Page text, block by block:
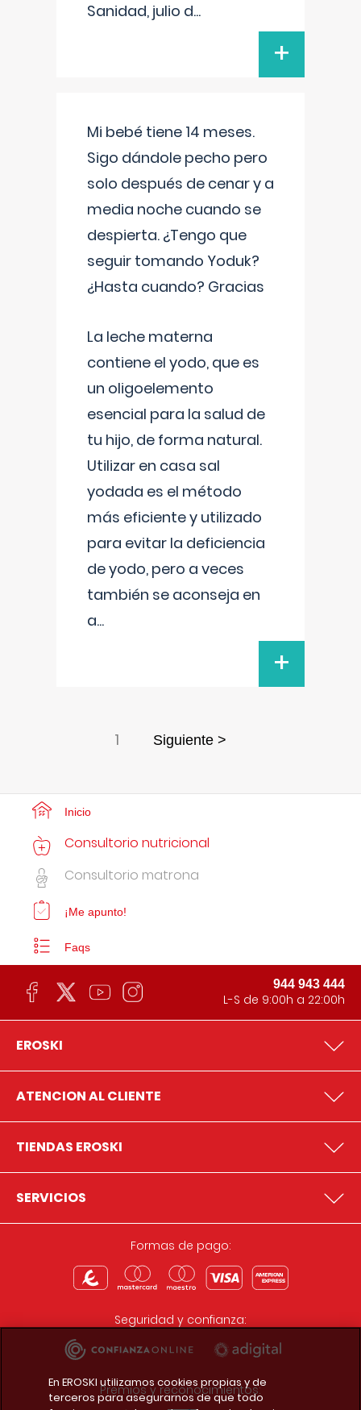
Sanidad, julio d...
+
Mi bebé tiene 14 meses.
Sigo dándole pecho pero
solo después de cenar y a
media noche cuando se
despierta. ¿Tengo que
seguir tomando Yoduk?
¿Hasta cuando? Gracias
La leche materna
contiene el yodo, que es
un oligoelemento
esencial para la salud de
tu hijo, de forma natural.
Utilizar en casa sal
yodada es el método
más eficiente y utilizado
para evitar la deficiencia
de yodo, pero a veces
también se aconseja en
a...
+
1 Siguiente >
Inicio
Consultorio nutricional
Consultorio matrona
¡Me apunto!
Faqs
944 943 444
L-S de 9:00h a 22:00h
EROSKI
ATENCION AL CLIENTE
TIENDAS EROSKI
SERVICIOS
Formas de pago:
Seguridad y confianza:
Premios y reconocimientos:
En EROSKI utilizamos cookies propias y de
terceros para asegurarnos de que todo